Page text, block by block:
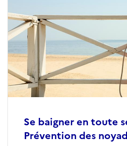
Se baigner en toute
Prévention des